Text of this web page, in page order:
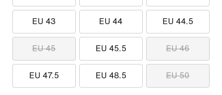
EU 43 EU 44 EU 44.5
EU 45 EU 45.5 EU 46
EU 47.5 EU 48.5 EU 50